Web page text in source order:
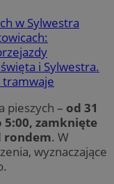
w Sylwestra
i Sylwestra.
tramwaje
pieszych – od 31
5:00, zamknięte
rondem. W
wyznaczające